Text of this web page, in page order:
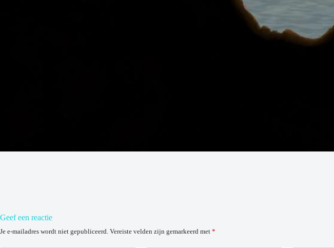
Geef een reactie
Je e-mailadres wordt niet gepubliceerd. Vereiste velden zijn gemarkeerd met *